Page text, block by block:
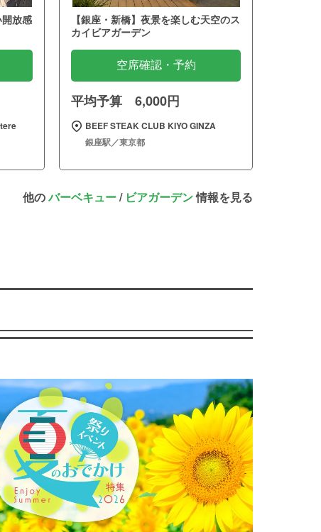
放感
【銀座・新橋】夜景を楽しむ天空のス
カイビアガーデン
空席確認・予約
平均予算 6,000円
BEEF STEAK CLUB KIYO GINZA
銀座駅／東京都
他のバーベキュー/ ビアガーデン情報を見る